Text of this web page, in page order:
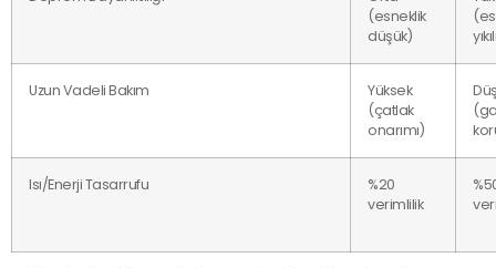
(esneklik
düşük)
Uzun Vadeli Bakım
Yüksek
(çatlak
onarımı)
Isı/Enerji Tasarrufu
%20
verimlilik